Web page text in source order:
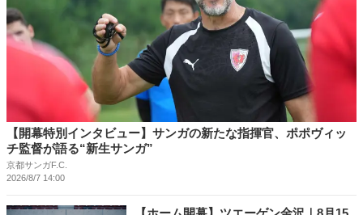
【開幕特別インタビュー】サンガの新たな指揮官、ポポヴィッ
チ監督が語る“新生サンガ”
京都サンガF.C.
2026/8/7 14:00